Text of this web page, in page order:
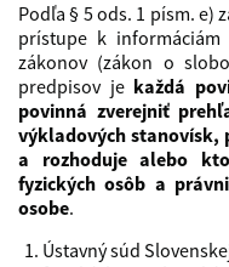
Podľa § 5 ods. 1 písm. e)
prístupe k
zákonov (zákon o
predpisov je každá
povinná zverejniť
výkladových stanovísk,
a rozhoduje alebo
fyzických osôb a
osobe.
Ústavný súd